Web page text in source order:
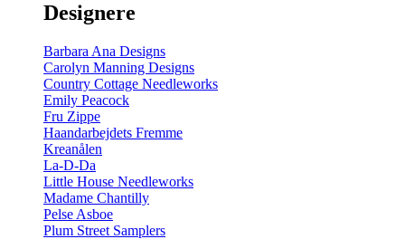
Designere
Barbara Ana Designs
Carolyn Manning Designs
Country Cottage Needleworks
Emily Peacock
Fru Zippe
Haandarbejdets Fremme
Kreanålen
La-D-Da
Little House Needleworks
Madame Chantilly
Pelse Asboe
Plum Street Samplers